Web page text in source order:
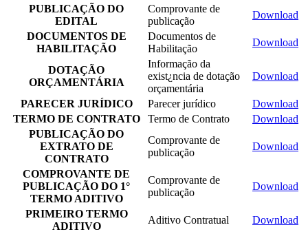
PUBLICAÇÃO DO
EDITAL
Comprovante de
publicação
Download
DOCUMENTOS DE
HABILITAÇÃO
Documentos de
Habilitação
Download
DOTAÇÃO
ORÇAMENTÁRIA
Informação da
exist¿ncia de dotação
orçamentária
Download
PARECER JURÍDICO Parecer jurídico
Download
TERMO DE CONTRATO
Termo de Contrato
Download
PUBLICAÇÃO DO
EXTRATO DE
CONTRATO
Comprovante de
publicação
Download
COMPROVANTE DE
PUBLICAÇÃO DO 1°
TERMO ADITIVO
Comprovante de
publicação
Download
PRIMEIRO TERMO
ADITIVO
Aditivo Contratual
Download